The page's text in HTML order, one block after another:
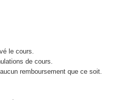
le cours.
de cours.
remboursement que ce soit.